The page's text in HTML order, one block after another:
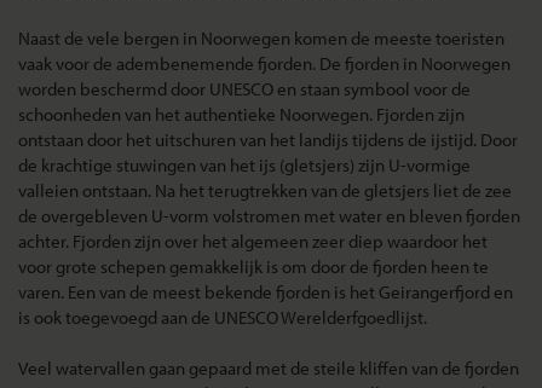
Naast de vele bergen in Noorwegen komen de meeste toeristen
vaak voor de adembenemende fjorden. De fjorden in Noorwegen
worden beschermd door UNESCO en staan symbool voor de
schoonheden van het authentieke Noorwegen. Fjorden zijn
ontstaan door het uitschuren van het landijs tijdens de ijstijd. Door
de krachtige stuwingen van het ijs (gletsjers) zijn U-vormige
valleien ontstaan. Na het terugtrekken van de gletsjers liet de zee
de overgebleven U-vorm volstromen met water en bleven fjorden
achter. Fjorden zijn over het algemeen zeer diep waardoor het
voor grote schepen gemakkelijk is om door de fjorden heen te
varen. Een van de meest bekende fjorden is het Geirangerfjord en
is ook toegevoegd aan de UNESCO Werelderfgoedlijst.
Veel watervallen gaan gepaard met de steile kliffen van de fjorden